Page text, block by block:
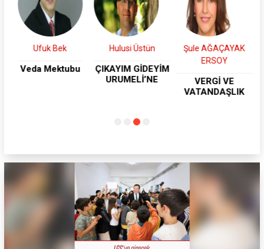
Hulusi Üstün
ÇIKAYIM GİDEYİM
Şule AĞAÇAYAK
VERGİ VE
Belma Balcı
SOKAKLARINDA
SON GEZİNTİLER
VE ANTEP'E